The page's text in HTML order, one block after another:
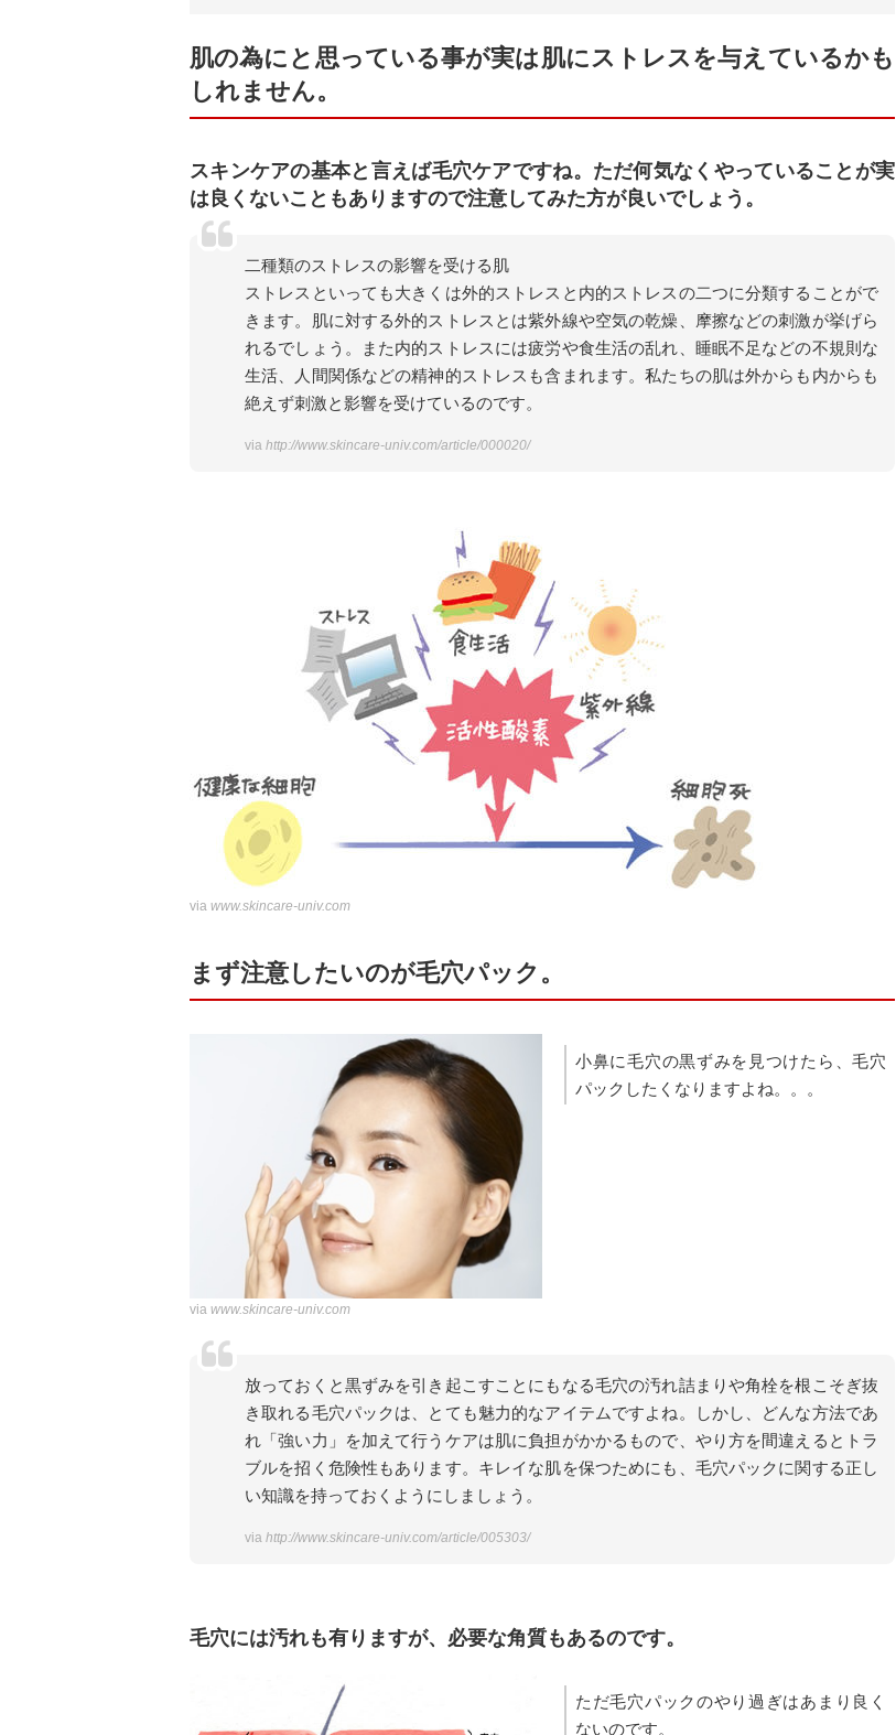
肌の為にと思っている事が実は肌にストレスを与えているかも
しれません。
スキンケアの基本と言えば毛穴ケアですね。ただ何気なくやっていることが実
は良くないこともありますので注意してみた方が良いでしょう。
二種類のストレスの影響を受ける肌
ストレスといっても大きくは外的ストレスと内的ストレスの二つに分類することがで
きます。肌に対する外的ストレスとは紫外線や空気の乾燥、摩擦などの刺激が挙げら
れるでしょう。また内的ストレスには疲労や食生活の乱れ、睡眠不足などの不規則な
生活、人間関係などの精神的ストレスも含まれます。私たちの肌は外からも内からも
絶えず刺激と影響を受けているのです。
via http://www.skincare-univ.com/article/000020/
via www.skincare-univ.com
まず注意したいのが毛穴パック。
小鼻に毛穴の黒ずみを見つけたら、毛穴
パックしたくなりますよね。。。
via www.skincare-univ.com
放っておくと黒ずみを引き起こすことにもなる毛穴の汚れ詰まりや角栓を根こそぎ抜
き取れる毛穴パックは、とても魅力的なアイテムですよね。しかし、どんな方法であ
れ「強い力」を加えて行うケアは肌に負担がかかるもので、やり方を間違えるとトラ
ブルを招く危険性もあります。キレイな肌を保つためにも、毛穴パックに関する正し
い知識を持っておくようにしましょう。
via http://www.skincare-univ.com/article/005303/
毛穴には汚れも有りますが、必要な角質もあるのです。
ただ毛穴パックのやり過ぎはあまり良く
ないのです。